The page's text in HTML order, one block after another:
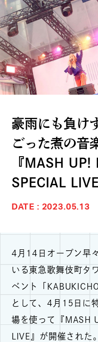
豪雨にも負け
ごった煮の音
『MASH UP!
SPECIAL LIVE
DATE : 2023.05.13
4月14日オープン早
いる東急歌舞伎町タ
ベント「
として、4月15日に
場を使って『MASH
LIVE』が開催された。